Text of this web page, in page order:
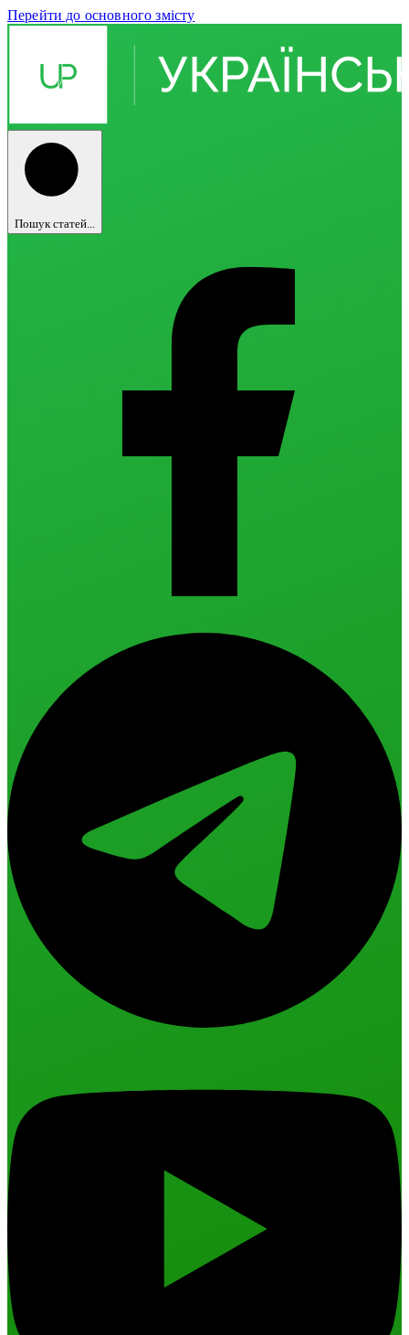
Перейти до основного змісту
Пошук статей...